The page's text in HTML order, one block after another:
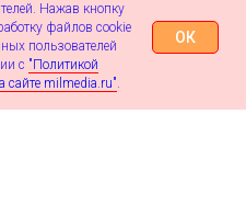
Нажав кнопку
файлов cookie
пользователей
с "Политикой
сайте milmedia.ru".
ОК